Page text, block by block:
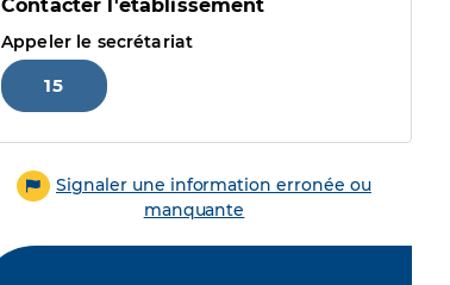
Contacter l'établissement
Appeler le secrétariat
15
Signaler une information erronée ou
manquante